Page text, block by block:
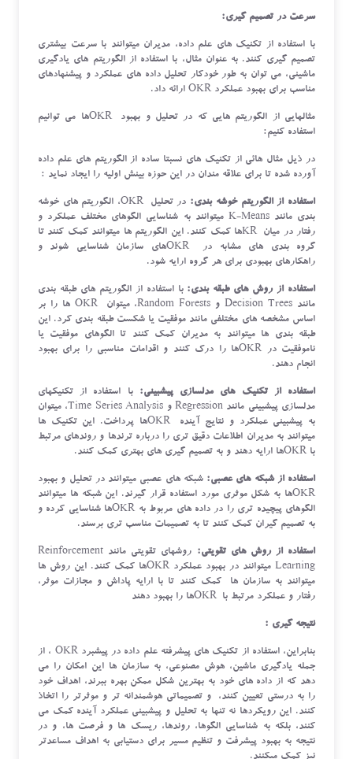
سرعت در تصمیم گیری:
با استفاده از تکنیک های علم داده، مدیران میتوانند با سرعت بیشتری
تصمیم گیری کنند. به عنوان مثال، با استفاده از الگوریتم های یادگیری
ماشینی، می توان به طور خودکار تحلیل داده های عملکرد و پیشنهادهای
مناسب برای بهبود عملکرد OKR ارائه داد.
مثالهایی از الگوریتم هایی که در تحلیل و بهبود OKRها می توانیم
استفاده کنیم:
در ذیل مثال هائی از تکنیک های نسبتا ساده از الگوریتم های علم داده
آورده شده تا برای علاقه مندان در این حوزه بینش اولیه را ایجاد نماید :
استفاده از الگوریتم خوشه بندی:
در تحلیل OKR، الگوریتم های خوشه
بندی مانند K-Means میتوانند به شناسایی الگوهای مختلف عملکرد و
رفتار در میان KRها کمک کنند. این الگوریتم ها میتوانند کمک کنند تا
گروه بندی های مشابه در OKRهای سازمان شناسایی شوند و
راهکارهای بهبودی برای هر گروه ارایه شود.
استفاده از روش های طبقه بندی: با استفاده از الگوریتم های طبقه بندی
مانند Decision Trees و Random Forests، میتوان OKR ها را بر
اساس مشخصه های مختلفی مانند موفقیت یا شکست طبقه بندی کرد. این
طبقه بندی ها میتوانند به مدیران کمک کنند تا الگوهای موفقیت یا
ناموفقیت در OKRها را درک کنند و اقدامات مناسبی را برای بهبود
انجام دهند.
استفاده از تکنیک های مدلسازی پیشبینی: با استفاده از تکنیکهای
مدلسازی پیشبینی مانند Regression و Time Series Analysis، میتوان
به پیشبینی عملکرد و نتایج آینده OKRها پرداخت. این تکنیک ها
میتوانند به مدیران اطلاعات دقیق تری را درباره ترندها و روندهای مرتبط
با OKRها ارایه دهند و به تصمیم گیری های بهتری کمک کنند.
استفاده از شبکه های عصبی: شبکه های عصبی میتوانند در تحلیل و بهبود
OKRها به شکل موثری مورد استفاده قرار گیرند. این شبکه ها میتوانند
الگوهای پیچیده تری را در داده های مربوط به OKRها شناسایی کرده و
به تصمیم گیران کمک کنند تا به تصمیمات مناسب تری برسند.
استفاده از روش های تقویتی:
روشهای تقویتی مانند Reinforcement
Learning میتوانند در بهبود عملکرد OKRها کمک کنند. این روش ها
میتوانند به سازمان ها کمک کنند تا با ارایه پاداش و مجازات موثر،
رفتار و عملکرد مرتبط با OKRها را بهبود دهند
نتیجه گیری :
بنابراین، استفاده از تکنیک های پیشرفته علم داده در پیشبرد OKR ، از
جمله یادگیری ماشین، هوش مصنوعی، به سازمان ها این امکان را می
دهد که از داده های خود به بهترین شکل ممکن بهره ببرند، اهداف خود
را به درستی تعیین کنند، و تصمیماتی هوشمندانه تر و موثرتر را اتخاذ
کنند. این رویکردها نه تنها به تحلیل و پیشبینی عملکرد آینده کمک می
کنند، بلکه به شناسایی الگوها، روندها، ریسک ها و فرصت ها، و در
نتیجه به بهبود پیشرفت و تنظیم مسیر برای دستیابی به اهداف مساعدتر
نیز کمک میکنند.